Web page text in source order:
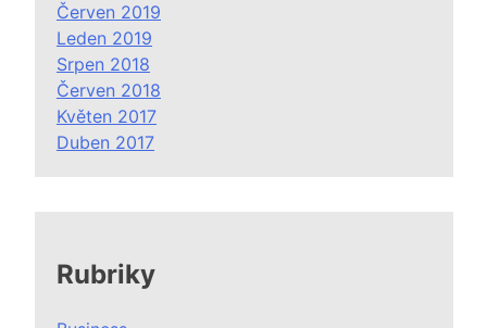
Červen 2019
Leden 2019
Srpen 2018
Červen 2018
Květen 2017
Duben 2017
Rubriky